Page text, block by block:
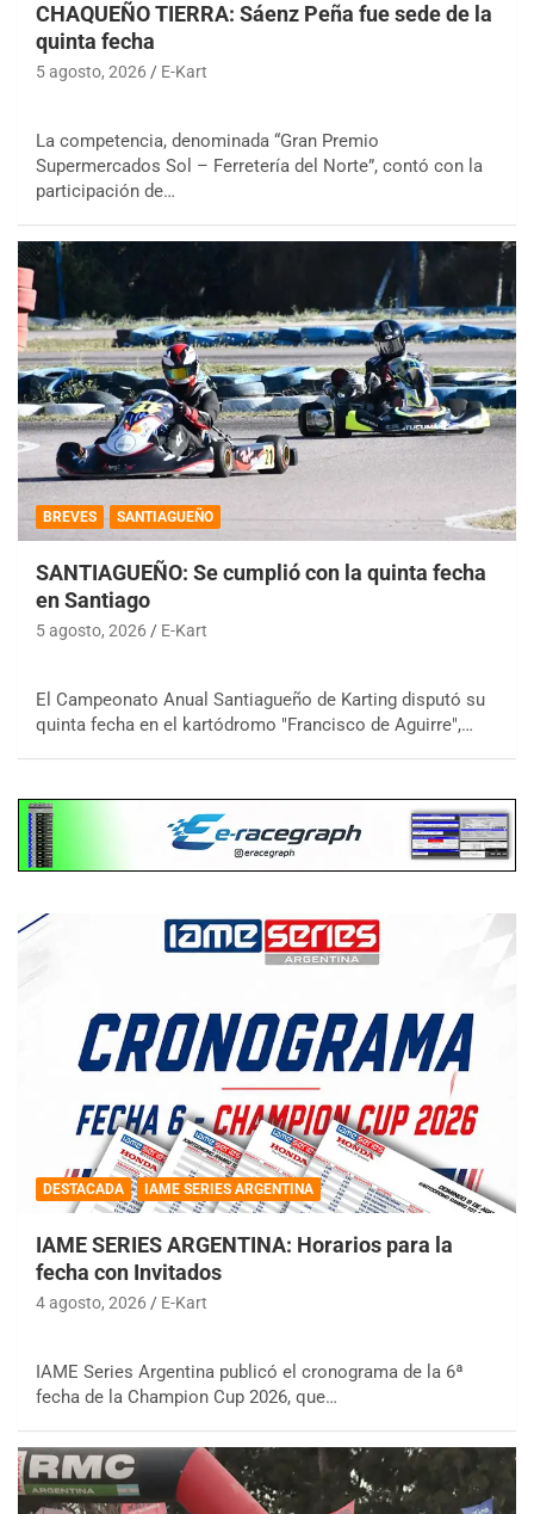
CHAQUEÑO TIERRA: Sáenz Peña fue sede de la
quinta fecha
5 agosto, 2026 E-Kart
La competencia, denominada “Gran Premio
Supermercados Sol – Ferretería del Norte”, contó con la
participación de…
BREVES SANTIAGUEÑO
SANTIAGUEÑO: Se cumplió con la quinta fecha
en Santiago
5 agosto, 2026 E-Kart
El Campeonato Anual Santiagueño de Karting disputó su
quinta fecha en el kartódromo "Francisco de Aguirre",…
DESTACADA IAME SERIES ARGENTINA
IAME SERIES ARGENTINA: Horarios para la
fecha con Invitados
4 agosto, 2026 E-Kart
IAME Series Argentina publicó el cronograma de la 6ª
fecha de la Champion Cup 2026, que…